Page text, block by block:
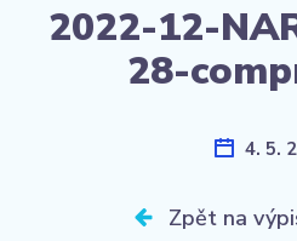
2022-12-
28-
4. 5.
Zpět na